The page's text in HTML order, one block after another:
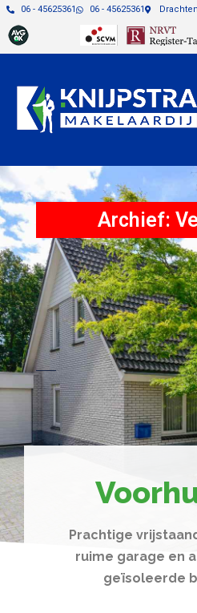
06 - 45625361 06 - 45625361
Archief:
Prachtige
ruime garage en
geïsoleerde